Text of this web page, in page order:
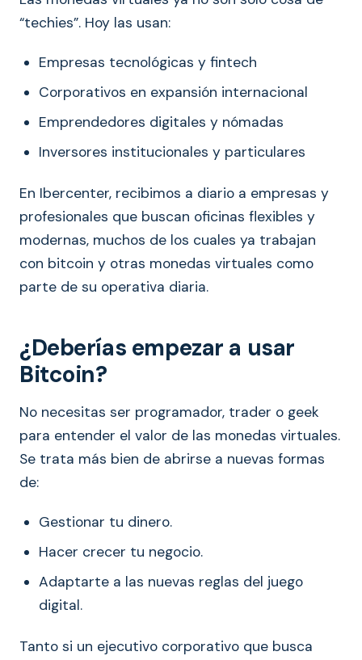
“techies”. Hoy las usan:
Empresas tecnológicas y fintech
Corporativos en expansión internacional
Emprendedores digitales y nómadas
Inversores institucionales y particulares
En Ibercenter, recibimos a diario a empresas y
profesionales que buscan oficinas flexibles y
modernas, muchos de los cuales ya trabajan
con bitcoin y otras monedas virtuales como
parte de su operativa diaria.
¿Deberías empezar a usar
Bitcoin?
No necesitas ser programador, trader o geek
para entender el valor de las monedas virtuales.
Se trata más bien de abrirse a nuevas formas
de:
Gestionar tu dinero.
Hacer crecer tu negocio.
Adaptarte a las nuevas reglas del juego
digital.
Tanto si un ejecutivo corporativo que busca